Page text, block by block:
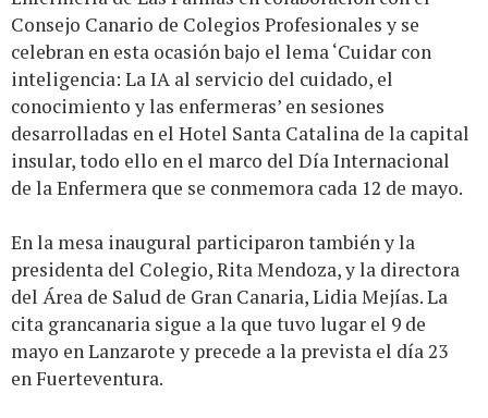
Consejo Canario de Colegios Profesionales y se
celebran en esta ocasión bajo el lema ‘Cuidar con
inteligencia: La IA al servicio del cuidado, el
conocimiento y las enfermeras’ en sesiones
desarrolladas en el Hotel Santa Catalina de la capital
insular, todo ello en el marco del Día Internacional
de la Enfermera que se conmemora cada 12 de mayo.
En la mesa inaugural participaron también y la
presidenta del Colegio, Rita Mendoza, y la directora
del Área de Salud de Gran Canaria, Lidia Mejías. La
cita grancanaria sigue a la que tuvo lugar el 9 de
mayo en Lanzarote y precede a la prevista el día 23
en Fuerteventura.